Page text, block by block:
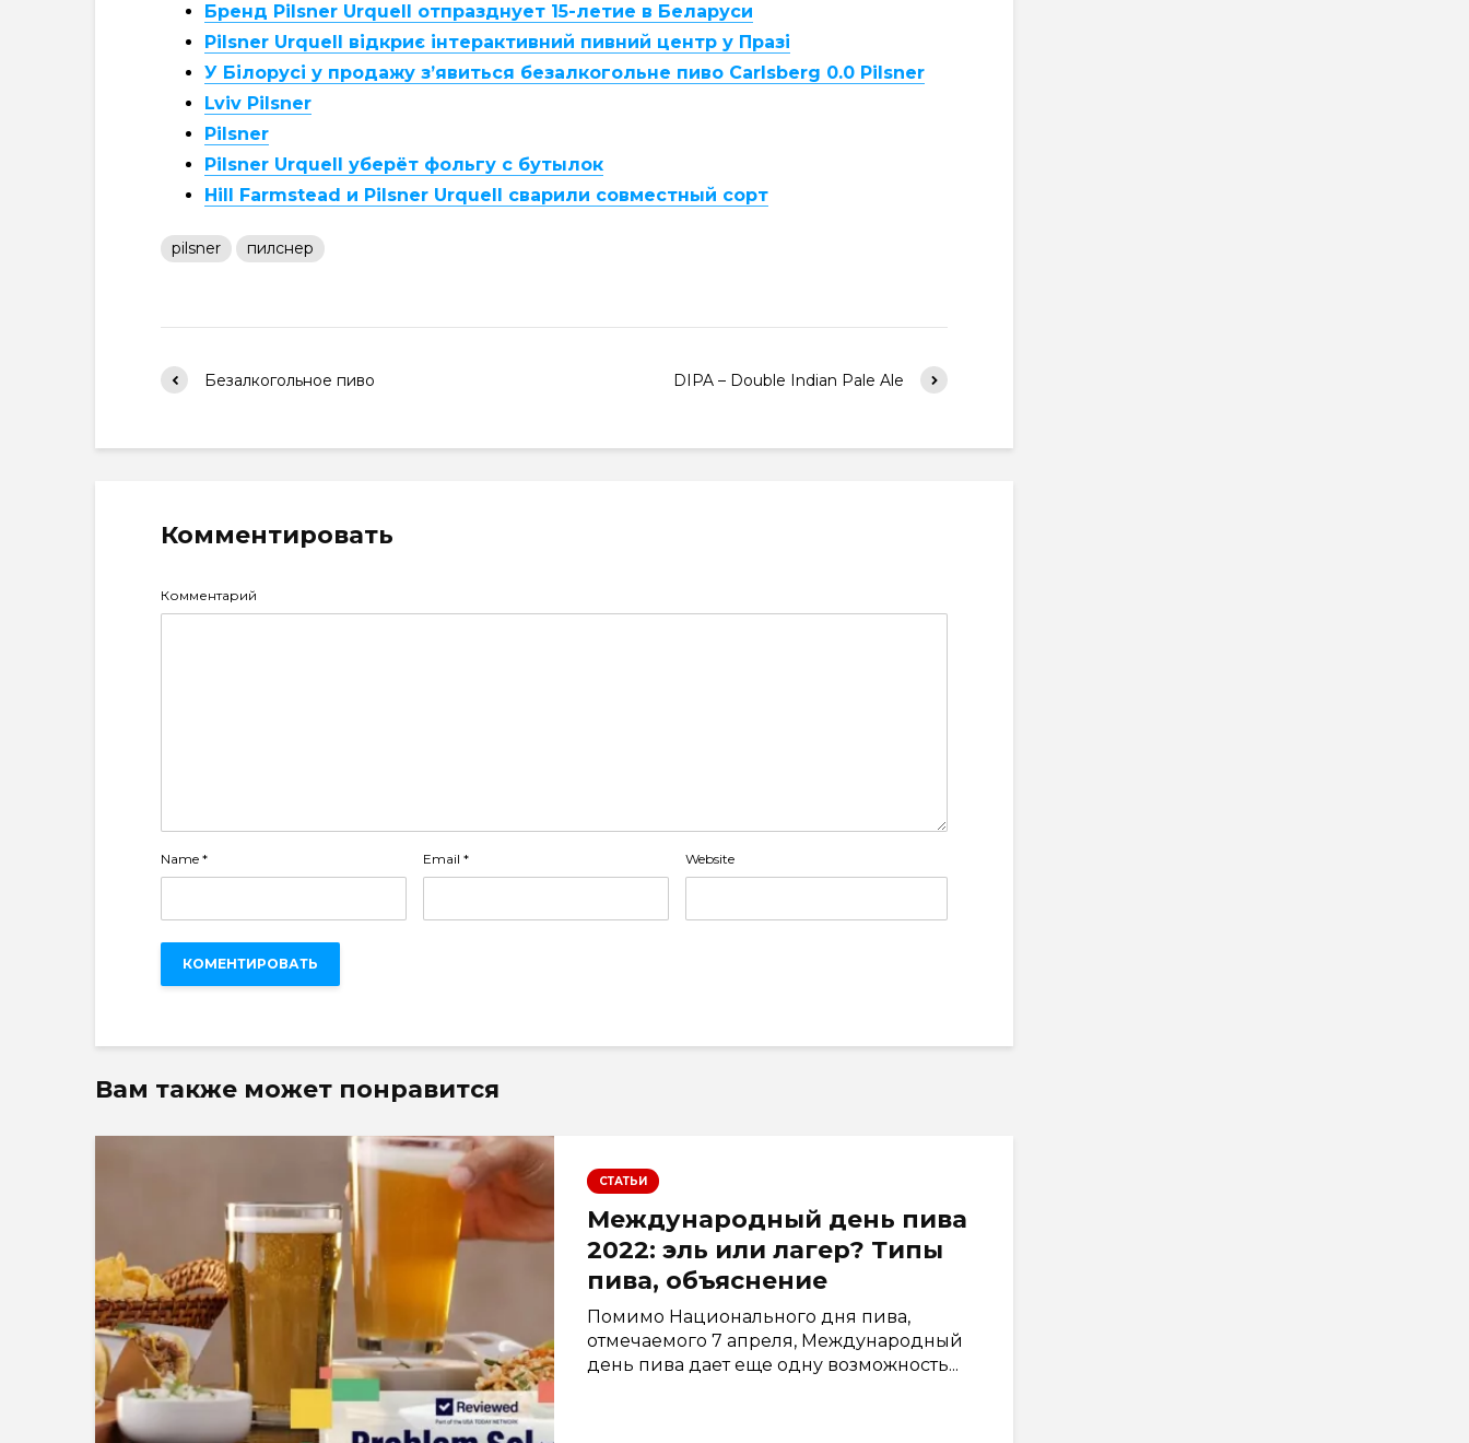
Бренд Pilsner Urquell отпразднует 15-летие в Беларуси
Pilsner Urquell відкриє інтерактивний пивний центр у Празі
У Білорусі у продажу з’явиться безалкогольне пиво Carlsberg 0.0 Pilsner
Lviv Pilsner
Pilsner
Pilsner Urquell уберёт фольгу с бутылок
Hill Farmstead и Pilsner Urquell сварили совместный сорт
pilsner пилснер
Безалкогольное пиво DIPA – Double Indian Pale Ale
Комментировать
Комментарий
Name * Email * Website
Вам также может понравится
СТАТЬИ
Международный день пива
2022: эль или лагер? Типы
пива, объяснение
Помимо Национального дня пива,
отмечаемого 7 апреля, Международный
день пива дает еще одну возможность...